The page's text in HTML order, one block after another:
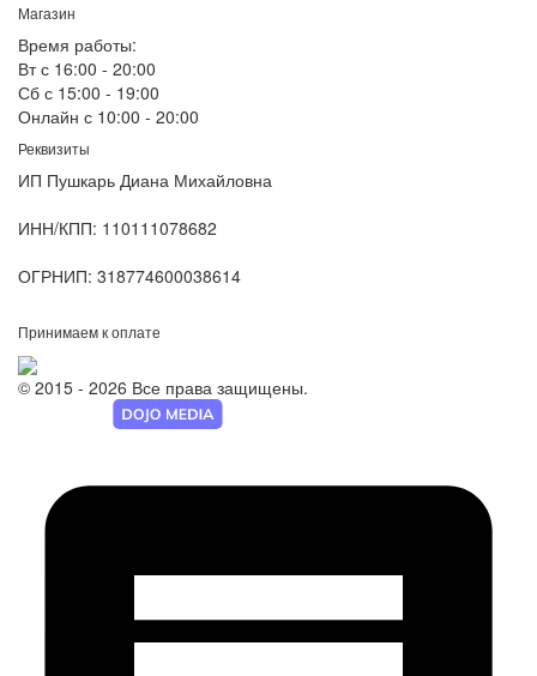
Магазин
Время работы:
Вт с 16:00 - 20:00
Сб с 15:00 - 19:00
Онлайн с 10:00 - 20:00
Реквизиты
ИП Пушкарь Диана Михайловна
ИНН/КПП: 110111078682
ОГРНИП: 318774600038614
Принимаем к оплате
© 2015 - 2026 Все права защищены.